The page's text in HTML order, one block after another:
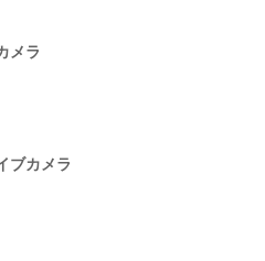
メラ
ブカメラ